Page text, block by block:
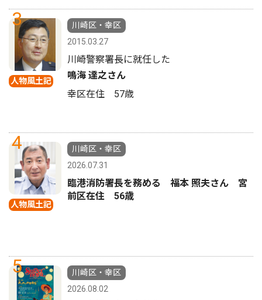
3
人物風土記
川崎区・幸区
2015.03.27
川崎警察署長に就任した
鳴海 達之さん
幸区在住 57歳
4
人物風土記
川崎区・幸区
2026.07.31
臨港消防署長を務める 福本 照夫さん 宮
前区在住 56歳
5
川崎区・幸区
2026.08.02